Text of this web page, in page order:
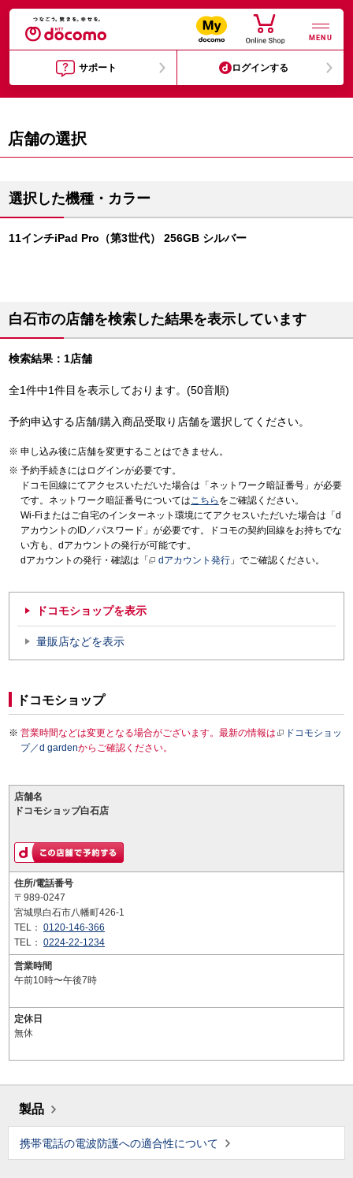
MENU
サポート ログインする
店舗の選択
選択した機種・カラー
11インチiPad Pro（第3世代） 256GB シルバー
白石市の店舗を検索した結果を表示しています
検索結果：1店舗
全1件中1件目を表示しております。(50音順)
予約申込する店舗/購入商品受取り店舗を選択してください。
申し込み後に店舗を変更することはできません。
予約手続きにはログインが必要です。
ドコモ回線にてアクセスいただいた場合は「ネットワーク暗証番号」が必要
です。ネットワーク暗証番号についてはこちら をご確認ください。
Wi-Fiまたはご自宅のインターネット環境にてアクセスいただいた場合は「d
アカウントのID／パスワード」が必要です。ドコモの契約回線をお持ちでな
い方も、dアカウントの発行が可能です。
dアカウントの発行・確認は「
dアカウント発行 」でご確認ください。
ドコモショップを表示
量販店などを表示
ドコモショップ
営業時間などは変更となる場合がございます。最新の情報は
ドコモショッ
プ／d gardenからご確認ください。
店舗名
ドコモショップ白石店
住所/電話番号
〒989-0247
宮城県白石市八幡町426-1
TEL： 0120-146-366
TEL： 0224-22-1234
営業時間
午前10時〜午後7時
定休日
無休
製品
携帯電話の電波防護への適合性について